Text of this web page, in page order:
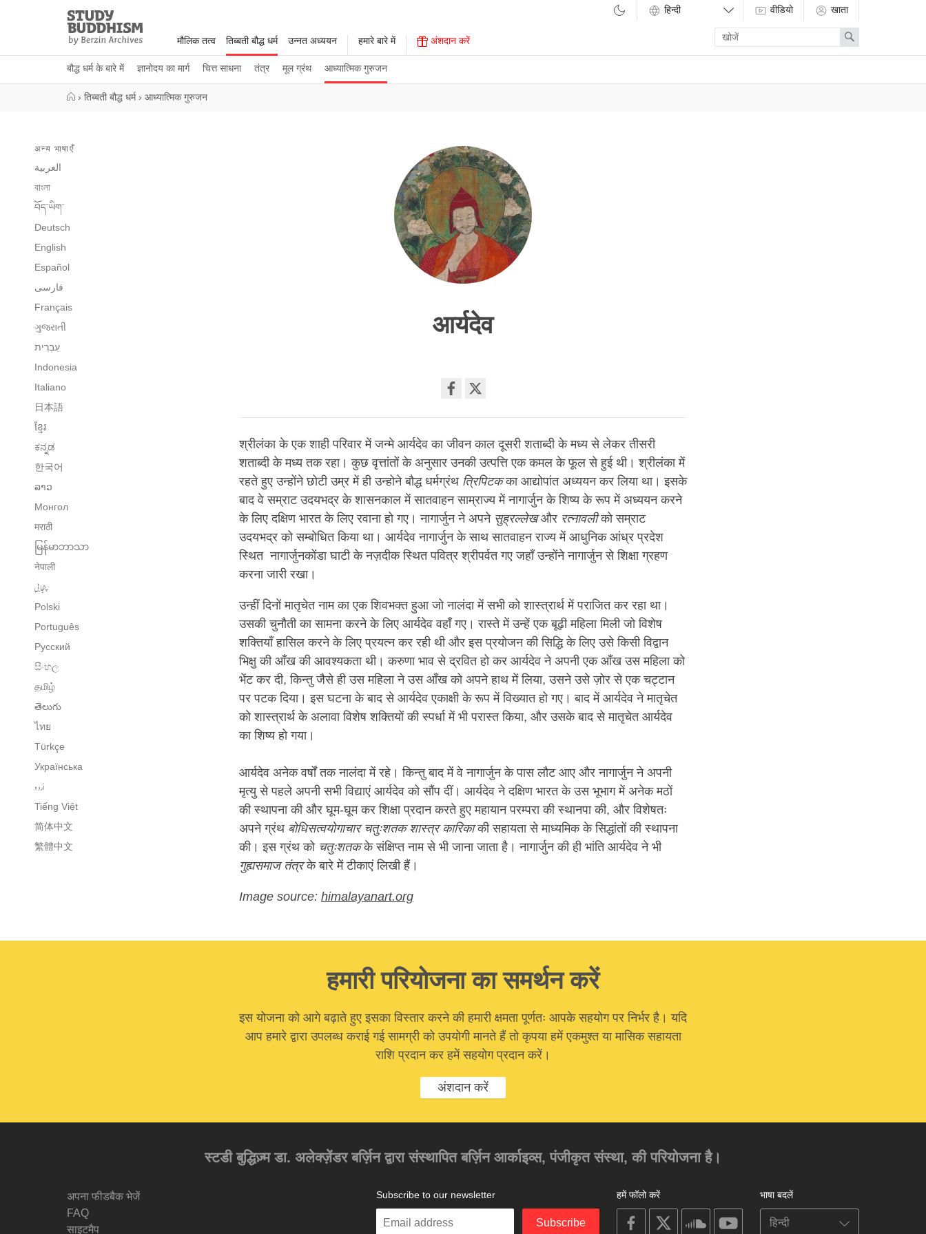
Study
Buddhism
Home
मौलिक तत्व तिब्बती बौद्ध धर्म
बौद्ध धर्म के बारे में ज्ञानोदय का मार्ग चित्त साधना तंत्र मूल ग्रंथ आध्यात्मिक गुरुजन
उन्नत अध्ययन हमारे बारे में अंशदान करें
वीडियो खाता
Enter
search
term
Search
› तिब्बती बौद्ध धर्म › आध्यात्मिक गुरुजन
अन्य भाषाएँ
العربية
বাংলা
བོད་ཡིག་
Deutsch
English
Español
فارسی
Français
ગુજરાતી
Indonesia
Italiano
日本語
ខ្មែរ
ಕನ್ನಡ
한국어
ລາວ
Монгол
मराठी
မြန်မာဘာသာ
नेपाली
پنجابی
Polski
Português
Русский
සිංහල
தமிழ்
తెలుగు
ไทย
Türkçe
Українська
اُردو
Tiếng Việt
简体中文
繁體中文
आर्यदेव
facebook
श्रीलंका के एक शाही परिवार में जन्मे आर्यदेव का जीवन काल दूसरी शताब्दी के मध्य से लेकर तीसरी
शताब्दी के मध्य तक रहा। कुछ वृत्तांतों के अनुसार उनकी उत्पत्ति एक कमल के फूल से हुई थी। श्रीलंका में
रहते हुए उन्होंने छोटी उम्र में ही उन्होने बौद्ध धर्मग्रंथ त्रिपिटकका आद्योपांत अध्ययन कर लिया था। इसके
बाद वे सम्राट उदयभद्र के शासनकाल में सातवाहन साम्राज्य में नागार्जुन के शिष्य के रूप में अध्ययन करने
के लिए दक्षिण भारत के लिए रवाना हो गए। नागार्जुन ने अपने सुह्रल्लेखऔर रत्नावलीको सम्राट
उदयभद्र को सम्बोधित किया था। आर्यदेव नागार्जुन के साथ सातवाहन राज्य में आधुनिक आंध्र प्रदेश
स्थित नागार्जुनकोंडा घाटी के नज़दीक स्थित पवित्र श्रीपर्वत गए जहाँ उन्होंने नागार्जुन से शिक्षा ग्रहण
करना जारी रखा।
उन्हीं दिनों मातृचेत नाम का एक शिवभक्त हुआ जो नालंदा में सभी को शास्त्रार्थ में पराजित कर रहा था।
उसकी चुनौती का सामना करने के लिए आर्यदेव वहाँ गए। रास्ते में उन्हें एक बूढ़ी महिला मिली जो विशेष
शक्तियाँ हासिल करने के लिए प्रयत्न कर रही थी और इस प्रयोजन की सिद्धि के लिए उसे किसी विद्वान
भिक्षु की आँख की आवश्यकता थी। करुणा भाव से द्रवित हो कर आर्यदेव ने अपनी एक आँख उस महिला को
भेंट कर दी, किन्तु जैसे ही उस महिला ने उस आँख को अपने हाथ में लिया, उसने उसे ज़ोर से एक चट्टान
पर पटक दिया। इस घटना के बाद से आर्यदेव एकाक्षी के रूप में विख्यात हो गए। बाद में आर्यदेव ने मातृचेत
को शास्त्रार्थ के अलावा विशेष शक्तियों की स्पर्धा में भी परास्त किया, और उसके बाद से मातृचेत आर्यदेव
का शिष्य हो गया।
आर्यदेव अनेक वर्षों तक नालंदा में रहे। किन्तु बाद में वे नागार्जुन के पास लौट आए और नागार्जुन ने अपनी
मृत्यु से पहले अपनी सभी विद्याएं आर्यदेव को सौंप दीं। आर्यदेव ने दक्षिण भारत के उस भूभाग में अनेक मठों
की स्थापना की और घूम-घूम कर शिक्षा प्रदान करते हुए महायान परम्परा की स्थानपा की, और विशेषतः
अपने ग्रंथ बोधिसत्वयोगाचार चतुःशतक शास्त्र कारिकाकी सहायता से माध्यमिक के सिद्धांतों की स्थापना
की। इस ग्रंथ को चतुःशतकके संक्षिप्त नाम से भी जाना जाता है। नागार्जुन की ही भांति आर्यदेव ने भी
गुह्यसमाज तंत्रके बारे में टीकाएं लिखी हैं।
Image source: himalayanart.org
हमारी परियोजना का समर्थन करें
इस योजना को आगे बढ़ाते हुए इसका विस्तार करने की हमारी क्षमता पूर्णतः आपके सहयोग पर निर्भर है। यदि
आप हमारे द्वारा उपलब्ध कराई गई सामग्री को उपयोगी मानते हैं तो कृपया हमें एकमुश्त या मासिक सहायता
राशि प्रदान कर हमें सहयोग प्रदान करें।
अंशदान करें
स्टडी बुद्धिज़्म डा. अलेक्ज़ेंडर बर्ज़िन द्वारा संस्थापित बर्ज़िन आर्काइव्स, पंजीकृत संस्था, की परियोजना है।
अपना फीडबैक भेजें
FAQ
साइटमैप
भाषा बदलें
हमें फॉलो करें
on
facebook
soundcloudyoutube
Subscribe to our newsletter
Enter
Subscribe